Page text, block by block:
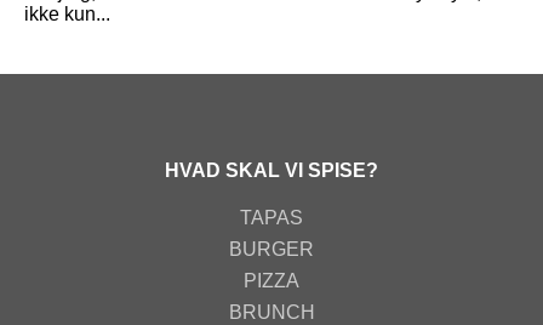
ikke kun...
HVAD SKAL VI SPISE?
TAPAS
BURGER
PIZZA
BRUNCH